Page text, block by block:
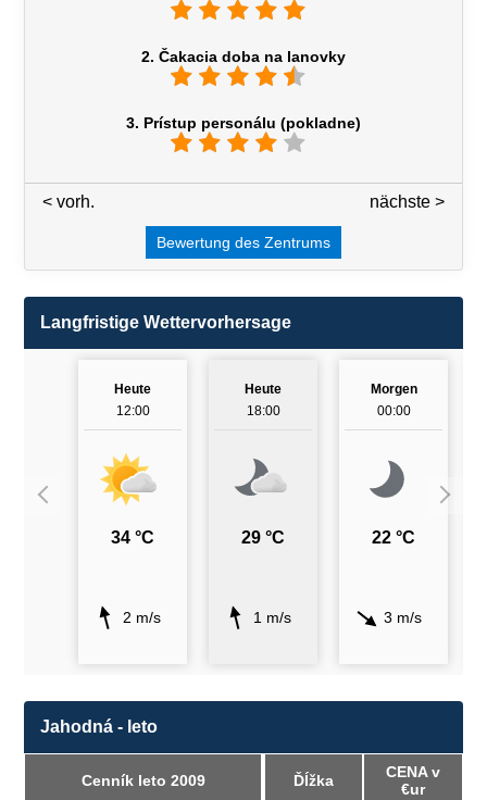
2. Čakacia doba na lanovky
3. Prístup personálu (pokladne)
nächste >
< vorh.
Bewertung des Zentrums
Langfristige Wettervorhersage
Heute
12:00
34 °C
2 m/s
Heute
18:00
29 °C
1 m/s
Morgen
00:00
22 °C
3 m/s
Jahodná - leto
Cenník leto 2009 Ďĺžka
CENA v
€ur